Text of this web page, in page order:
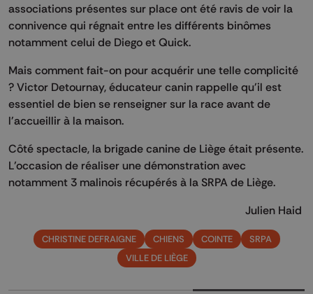
associations présentes sur place ont été ravis de voir la
connivence qui régnait entre les différents binômes
notamment celui de Diego et Quick.
Mais comment fait-on pour acquérir une telle complicité
? Victor Detournay, éducateur canin rappelle qu'il est
essentiel de bien se renseigner sur la race avant de
l'accueillir à la maison.
Côté spectacle, la brigade canine de Liège était présente.
L’occasion de réaliser une démonstration avec
notamment 3 malinois récupérés à la SRPA de Liège.
Julien Haid
CHRISTINE DEFRAIGNE CHIENS COINTE
SRPA
VILLE DE LIÈGE